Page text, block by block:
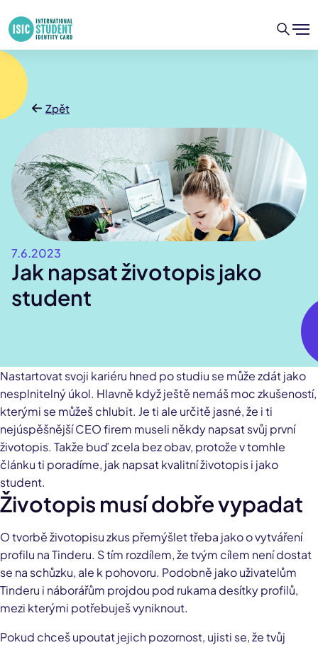
Zpět
7.6.2023
Jak napsat životopis jako
student
Nastartovat svoji kariéru hned po studiu se může zdát jako
nesplnitelný úkol. Hlavně když ještě nemáš moc zkušeností,
kterými se můžeš chlubit. Je ti ale určitě jasné, že i ti
nejúspěšnější CEO firem museli někdy napsat svůj první
životopis. Takže buď zcela bez obav, protože v tomhle
článku ti poradíme, jak napsat kvalitní životopis i jako
student.
Životopis musí dobře vypadat
O tvorbě životopisu zkus přemýšlet třeba jako o vytváření
profilu na Tinderu. S tím rozdílem, že tvým cílem není dostat
se na schůzku, ale k pohovoru. Podobně jako uživatelům
Tinderu i náborářům projdou pod rukama desítky profilů,
mezi kterými potřebuješ vyniknout.
Pokud chceš upoutat jejich pozornost, ujisti se, že tvůj